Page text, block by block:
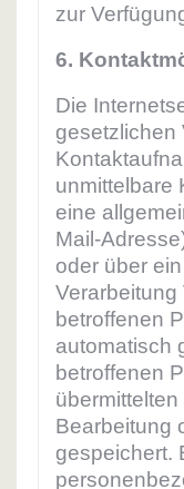
zur
6.
Die
gesetzlichen
unmittelbare
eine
Mail-
oder über
Verarbeitung
betroffenen
automatisch
betroffenen
Bearbeitung
gespeichert.